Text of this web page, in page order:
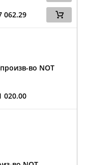
062.29
во NOT
020.00